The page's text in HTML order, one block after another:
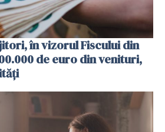
în vizorul Fiscului din
de euro din venituri,